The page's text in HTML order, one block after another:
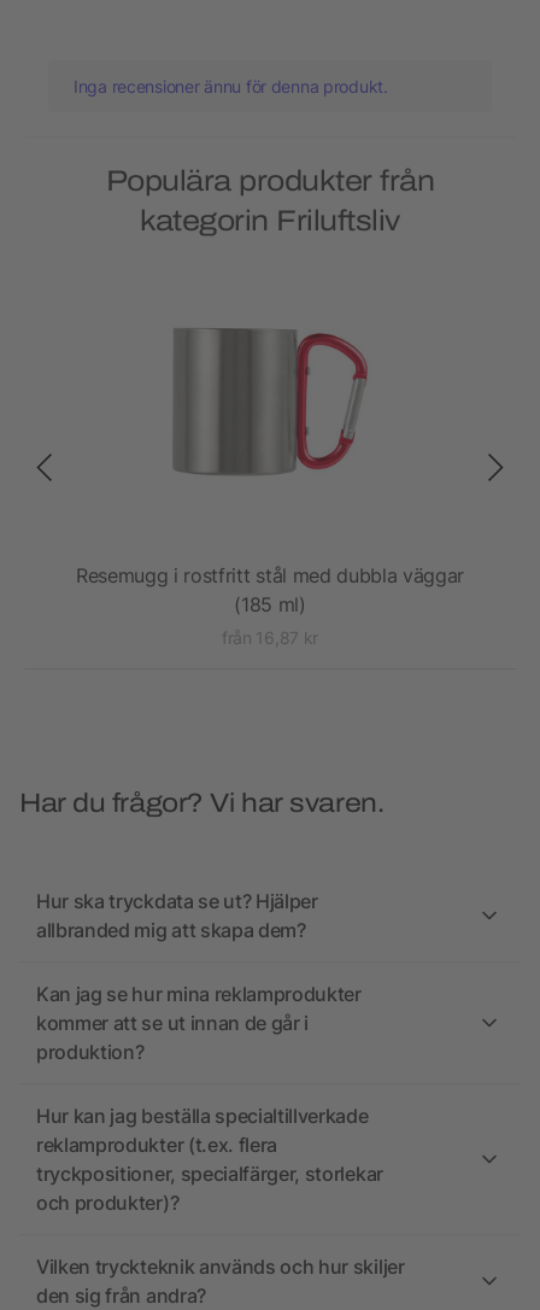
Inga recensioner ännu för denna produkt.
Populära produkter från
kategorin Friluftsliv
Resemugg i rostfritt stål med dubbla väggar
(185 ml)
från 16,87 kr
Har du frågor? Vi har svaren.
Hur ska tryckdata se ut? Hjälper
allbranded mig att skapa dem?
Kan jag se hur mina reklamprodukter
kommer att se ut innan de går i
produktion?
Hur kan jag beställa specialtillverkade
reklamprodukter (t.ex. flera
tryckpositioner, specialfärger, storlekar
och produkter)?
Vilken tryckteknik används och hur skiljer
den sig från andra?